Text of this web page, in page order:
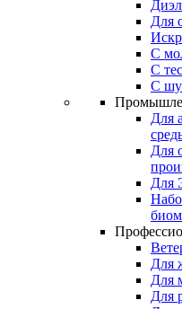
Для
С
С
С
Для
Для
Для
Для
Для
Для